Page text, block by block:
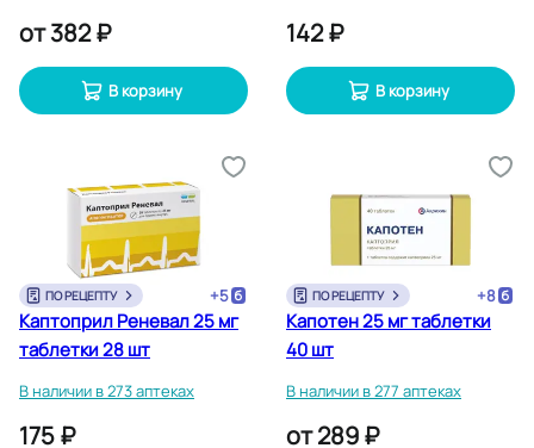
от382 ₽
В корзину
142 ₽
В корзину
ПО РЕЦЕПТУ +5
Каптоприл Реневал 25 мг
таблетки 28 шт
В наличии в 273 аптеках
175 ₽
ПО РЕЦЕПТУ +8
Капотен 25 мг таблетки
40 шт
В наличии в 277 аптеках
от289 ₽